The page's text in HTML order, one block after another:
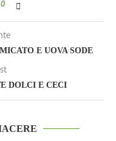
0
E UOVA SODE
DOLCI E CECI